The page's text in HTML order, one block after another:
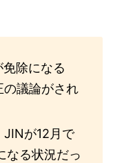
除になる
の議論がされ
JINが12月で
なる状況だっ